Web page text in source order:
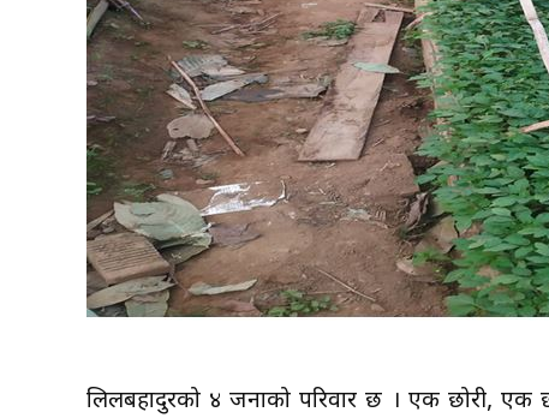
लिलबहादुरको ४ जनाको परिवार छ । एक छोरी, एक